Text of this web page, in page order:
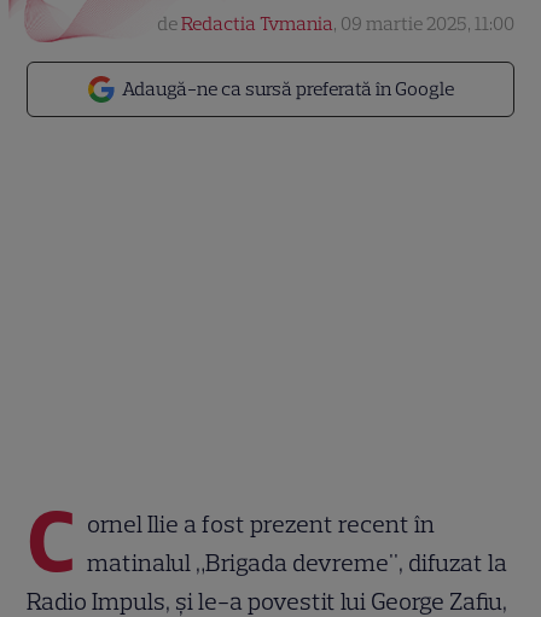
Adaugă-ne ca sursă preferată în Google
deRedactia Tvmania, 09 martie 2025, 11:00
C ornel Ilie a fost prezent recent în
matinalul „Brigada devreme", difuzat la
Radio Impuls, și le-a povestit lui George Zafiu,